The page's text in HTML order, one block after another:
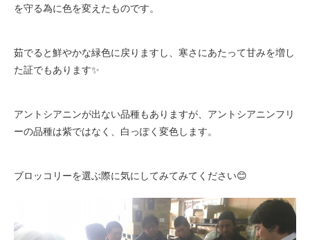
を守る為に色を変えたものです。
茹でると鮮やかな緑色に戻りますし、寒さにあたって甘みを増し
た証でもあります✨
アントシアニンが出ない品種もありますが、アントシアニンフリ
ーの品種は紫ではなく、白っぽく変色します。
ブロッコリーを選ぶ際に気にしてみてみてください😊